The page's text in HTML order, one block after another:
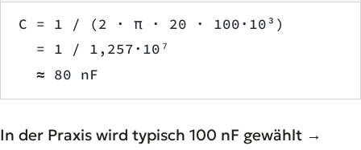
C = 1 / (2 · π · 20 · 100·10³)
  = 1 / 1,257·10⁷
  ≈ 80 nF
In der Praxis wird typisch 100 nF gewählt →